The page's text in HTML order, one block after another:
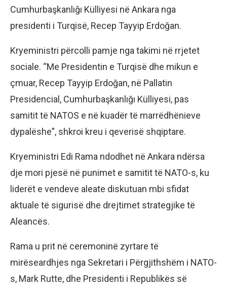
Cumhurbaşkanlığı Külliyesi në Ankara nga
presidenti i Turqisë, Recep Tayyip Erdoğan.
Kryeministri përcolli pamje nga takimi në rrjetet
sociale. “Me Presidentin e Turqisë dhe mikun e
çmuar, Recep Tayyip Erdoğan, në Pallatin
Presidencial, Cumhurbaşkanlığı Külliyesi, pas
samitit të NATOS e në kuadër të marrëdhënieve
dypalëshe”, shkroi kreu i qeverisë shqiptare.
Kryeministri Edi Rama ndodhet në Ankara ndërsa
dje mori pjesë në punimet e samitit të NATO-s, ku
liderët e vendeve aleate diskutuan mbi sfidat
aktuale të sigurisë dhe drejtimet strategjike të
Aleancës.
Rama u prit në ceremoninë zyrtare të
mirëseardhjes nga Sekretari i Përgjithshëm i NATO-
s, Mark Rutte, dhe Presidenti i Republikës së